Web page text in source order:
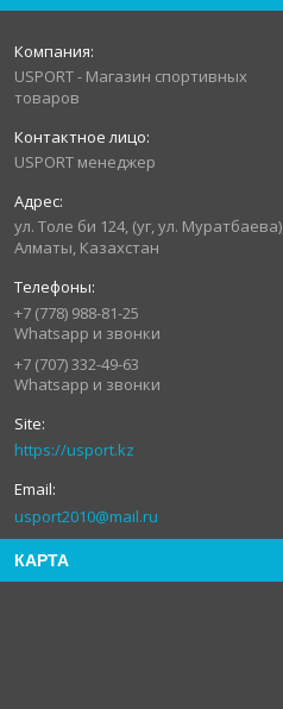
USPORT - Магазин спортивных
товаров
USPORT менеджер
ул. Толе би 124, (уг, ул. Муратбаева),
Алматы, Казахстан
+7 (778) 988-81-25
Whatsapp и звонки
+7 (707) 332-49-63
Whatsapp и звонки
https://usport.kz
usport2010@mail.ru
КАРТА